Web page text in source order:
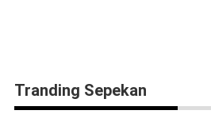
Tranding Sepekan